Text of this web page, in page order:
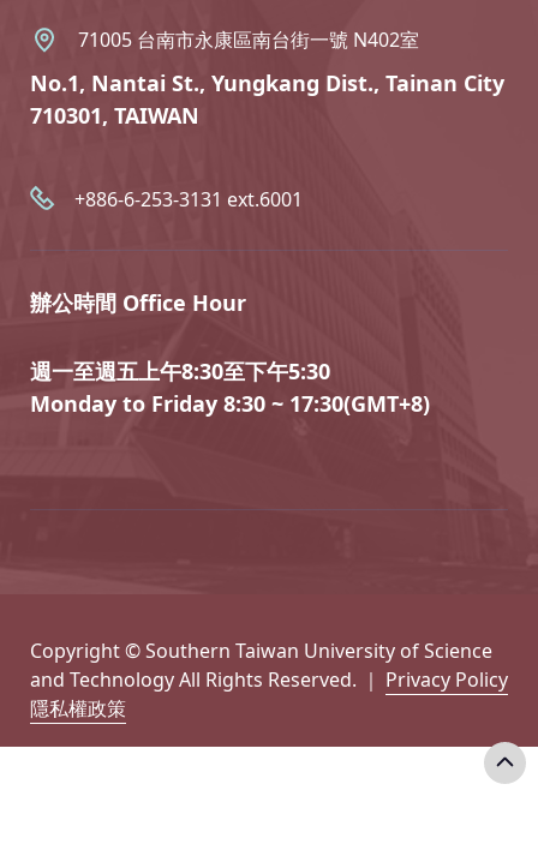
71005 台南市永康區南台街一號 N402室
No.1, Nantai St., Yungkang Dist., Tainan City
710301, TAIWAN
+886-6-253-3131 ext.6001
辦公時間 Office Hour
週一至週五上午8:30至下午5:30
Monday to Friday 8:30 ~ 17:30(GMT+8)
Copyright © Southern Taiwan University of Science
and Technology All Rights Reserved. ｜ Privacy Policy
隱私權政策